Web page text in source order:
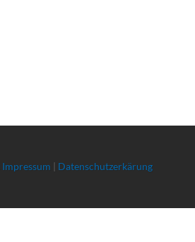
Impressum | Datenschutzerkärung